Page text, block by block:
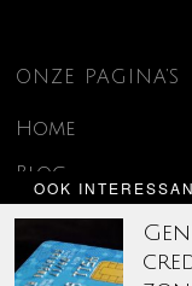
OOK
ONZE PAGINA’S
Home
Blog
Contact
Disclaimer